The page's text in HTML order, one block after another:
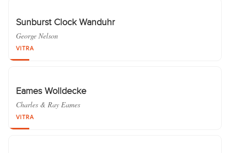
Sunburst Clock Wanduhr
George Nelson
VITRA
Eames Wolldecke
Charles & Ray Eames
VITRA